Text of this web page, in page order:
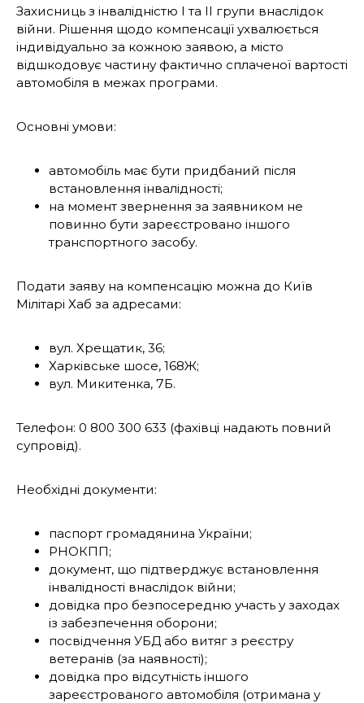
Захисниць з інвалідністю І та ІІ групи внаслідок
війни. Рішення щодо компенсації ухвалюється
індивідуально за кожною заявою, а місто
відшкодовує частину фактично сплаченої вартості
автомобіля в межах програми.
Основні умови:
автомобіль має бути придбаний після
встановлення інвалідності;
на момент звернення за заявником не
повинно бути зареєстровано іншого
транспортного засобу.
Подати заяву на компенсацію можна до Київ
Мілітарі Хаб за адресами:
вул. Хрещатик, 36;
Харківське шосе, 168Ж;
вул. Микитенка, 7Б.
Телефон: 0 800 300 633 (фахівці надають повний
супровід).
Необхідні документи:
паспорт громадянина України;
РНОКПП;
документ, що підтверджує встановлення
інвалідності внаслідок війни;
довідка про безпосередню участь у заходах
із забезпечення оборони;
посвідчення УБД або витяг з реєстру
ветеранів (за наявності);
довідка про відсутність іншого
зареєстрованого автомобіля (отримана у